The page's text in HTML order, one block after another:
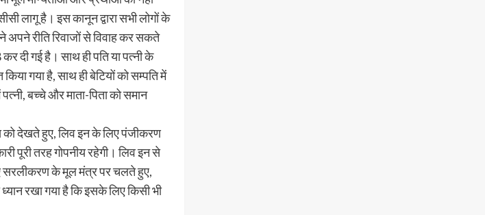
लागू है। इस कानून द्वारा सभी लोगों के
अपने रीति रिवाजों से विवाह कर सकते
दी गई है। साथ ही पति या पत्नी के
गया है, साथ ही बेटियों को सम्पति में
बच्चे और माता-पिता को समान
को देखते हुए, लिव इन के लिए पंजीकरण
पूरी तरह गोपनीय रहेगी। लिव इन से
सरलीकरण के मूल मंत्र पर चलते हुए,
रखा गया है कि इसके लिए किसी भी